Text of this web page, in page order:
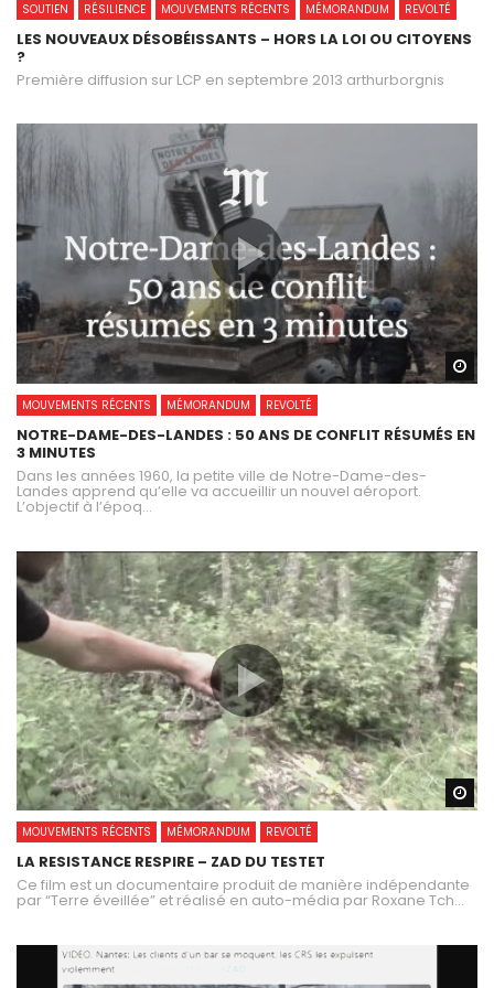
SOUTIEN RÉSILIENCE MOUVEMENTS RÉCENTS MÉMORANDUM REVOLTÉ
LES NOUVEAUX DÉSOBÉISSANTS – HORS LA LOI OU CITOYENS
?
Première diffusion sur LCP en septembre 2013 arthurborgnis
MOUVEMENTS RÉCENTS MÉMORANDUM REVOLTÉ
NOTRE-DAME-DES-LANDES : 50 ANS DE CONFLIT RÉSUMÉS EN
3 MINUTES
Dans les années 1960, la petite ville de Notre-Dame-des-
Landes apprend qu’elle va accueillir un nouvel aéroport.
L’objectif à l’époq...
MOUVEMENTS RÉCENTS MÉMORANDUM REVOLTÉ
LA RESISTANCE RESPIRE – ZAD DU TESTET
Ce film est un documentaire produit de manière indépendante
par “Terre éveillée” et réalisé en auto-média par Roxane Tch...